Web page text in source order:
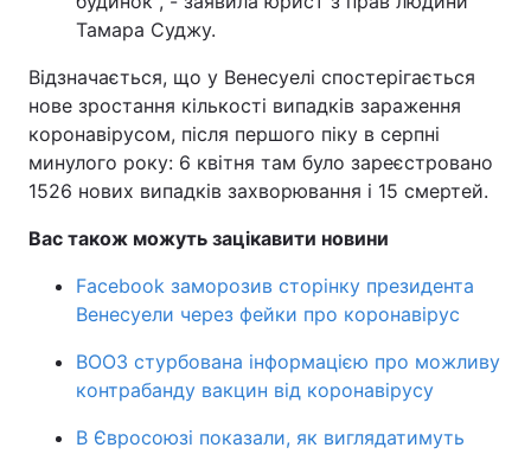
Тамара Суджу.
Відзначається, що у Венесуелі спостерігається
нове зростання кількості випадків зараження
коронавірусом, після першого піку в серпні
минулого року: 6 квітня там було зареєстровано
1526 нових випадків захворювання і 15 смертей.
Вас також можуть зацікавити новини
Facebook заморозив сторінку президента
Венесуели через фейки про коронавірус
ВООЗ стурбована інформацією про можливу
контрабанду вакцин від коронавірусу
В Євросоюзі показали, як виглядатимуть